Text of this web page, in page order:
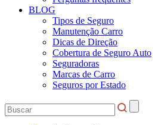
BLOG
Tipos de Seguro
Manutenção Carro
Dicas de Direção
Cobertura de Seguro Auto
Seguradoras
Marcas de Carro
Seguros por Estado